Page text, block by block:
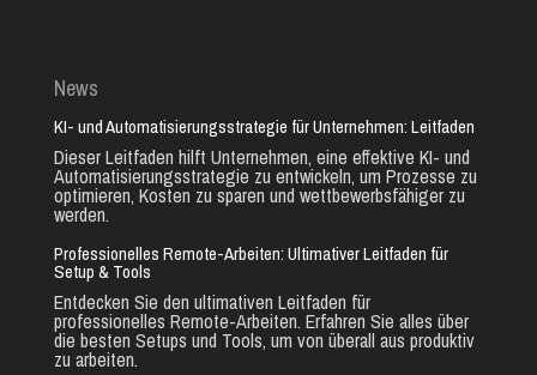
News
KI- und Automatisierungsstrategie für Unternehmen: Leitfaden
Dieser Leitfaden hilft Unternehmen, eine effektive KI- und
Automatisierungsstrategie zu entwickeln, um Prozesse zu
optimieren, Kosten zu sparen und wettbewerbsfähiger zu
werden.
Professionelles Remote-Arbeiten: Ultimativer Leitfaden für
Setup & Tools
Entdecken Sie den ultimativen Leitfaden für
professionelles Remote-Arbeiten. Erfahren Sie alles über
die besten Setups und Tools, um von überall aus produktiv
zu arbeiten.